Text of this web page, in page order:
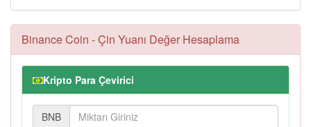
Binance Coin - Çin Yuanı Değer Hesaplama
Kripto Para Çevirici
BNB